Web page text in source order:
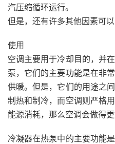
汽压缩循环运行。
但是，还有许多其他因素可以
使用
空调主要用于冷却目的，并
泵，它们的主要功能是在非
供暖。但是，它们的用途之
制热和制冷，而空调则严格
能源消耗，那么空调会做得更
冷凝器在热泵中的主要功能